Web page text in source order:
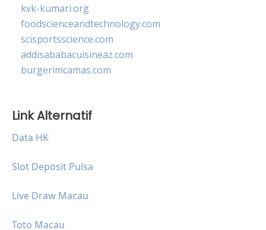
kvk-kumari.org
foodscienceandtechnology.com
scisportsscience.com
addisababacuisineaz.com
burgerimcamas.com
Link Alternatif
Data HK
Slot Deposit Pulsa
Live Draw Macau
Toto Macau